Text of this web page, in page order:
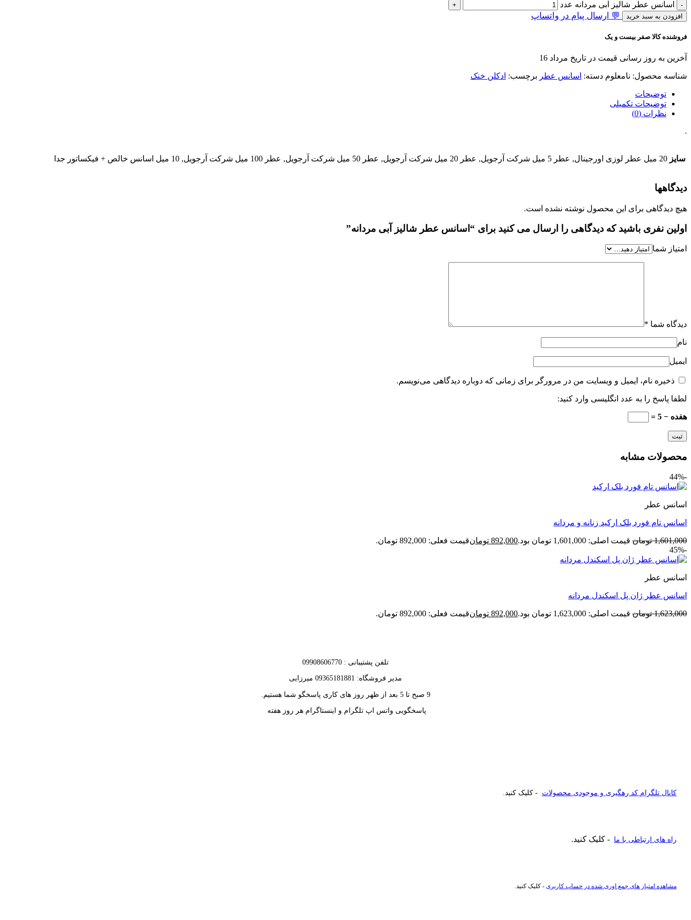
اسانس عطر شالیز آبی مردانه عدد
افزودن به سبد خرید 💬 ارسال پیام در واتساپ
فروشنده کالا صفر بیست و یک
آخرین به روز رسانی قیمت در تاریخ مرداد 16
شناسه محصول: نامعلوم دسته: اسانس عطر برچسب: ادکلن خنک
توضیحات
توضیحات تکمیلی
نظرات (0)
.
سایز 20 میل عطر لوزی اورجینال, عطر 5 میل شرکت آرجویل, عطر 20 میل شرکت آرجویل, عطر 50 میل شرکت آرجویل, عطر 100 میل شرکت آرجویل, 10 میل اسانس خالص + فیکساتور جدا
دیدگاهها
هیچ دیدگاهی برای این محصول نوشته نشده است.
اولین نفری باشید که دیدگاهی را ارسال می کنید برای “اسانس عطر شالیز آبی مردانه”
امتیاز شما
دیدگاه شما *
نام
ایمیل
ذخیره نام، ایمیل و وبسایت من در مرورگر برای زمانی که دوباره دیدگاهی می‌نویسم.
لطفا پاسخ را به عدد انگلیسی وارد کنید:
هفده − 5 =
محصولات مشابه
-44%
اسانس عطر
اسانس تام فورد بلک ارکید زنانه و مردانه
1,601,000 تومان قیمت اصلی: 1,601,000 تومان بود. 892,000 تومانقیمت فعلی: 892,000 تومان.
-45%
اسانس عطر
اسانس عطر ژان پل اسکندل مردانه
1,623,000 تومان قیمت اصلی: 1,623,000 تومان بود. 892,000 تومانقیمت فعلی: 892,000 تومان.
تلفن پشتیبانی : 09908606770
مدیر فروشگاه: 09365181881 میرزایی
9 صبح تا 5 بعد از ظهر روز های کاری پاسخگو شما هستیم.
پاسخگویی واتس اپ تلگرام و اینستاگرام هر روز هفته
کانال تلگرام کد رهگیری و موجودی محصولات - کلیک کنید.
راه های ارتباطی با ما - کلیک کنید.
مشاهده امتیاز های جمع اوری شده در حساب کاربری - کلیک کنید.